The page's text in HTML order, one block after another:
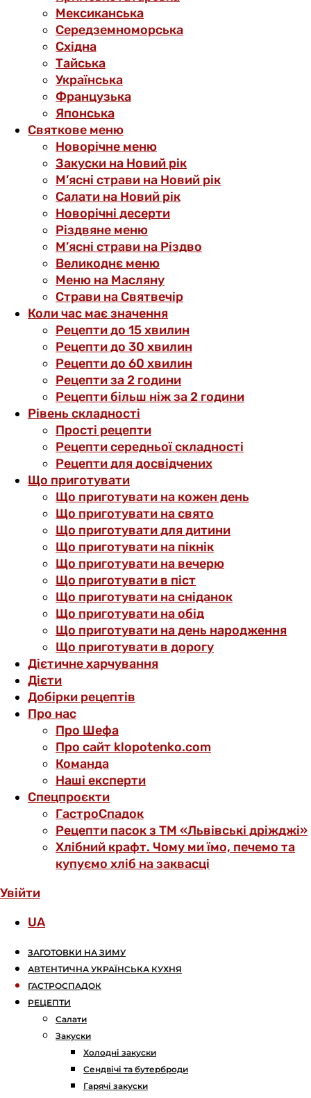
Мексиканська
Середземноморська
Східна
Тайська
Українська
Французька
Японська
Святкове меню
Новорічне меню
Закуски на Новий рік
М’ясні страви на Новий рік
Салати на Новий рік
Новорічні десерти
Різдвяне меню
М’ясні страви на Різдво
Великоднє меню
Меню на Масляну
Страви на Святвечір
Коли час має значення
Рецепти до 15 хвилин
Рецепти до 30 хвилин
Рецепти до 60 хвилин
Рецепти за 2 години
Рецепти більш ніж за 2 години
Рівень складності
Прості рецепти
Рецепти середньої складності
Рецепти для досвідчених
Що приготувати
Що приготувати на кожен день
Що приготувати на свято
Що приготувати для дитини
Що приготувати на пікнік
Що приготувати на вечерю
Що приготувати в піст
Що приготувати на сніданок
Що приготувати на обід
Що приготувати на день народження
Що приготувати в дорогу
Дієтичне харчування
Дієти
Добірки рецептів
Про нас
Про Шефа
Про сайт klopotenko.com
Команда
Наші експерти
Спецпроєкти
ГастроСпадок
Рецепти пасок з ТМ «Львівські дріжджі»
Хлібний крафт. Чому ми їмо, печемо та
купуємо хліб на заквасці
Увійти
UA
ЗАГОТОВКИ НА ЗИМУ
АВТЕНТИЧНА УКРАЇНСЬКА КУХНЯ
ГАСТРОСПАДОК
РЕЦЕПТИ
Салати
Закуски
Холодні закуски
Сендвічі та бутерброди
Гарячі закуски